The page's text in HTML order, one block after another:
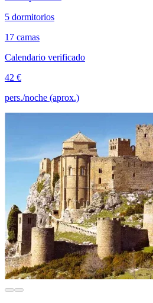
5 dormitorios
17 camas
Calendario verificado
42 €
pers./noche (aprox.)